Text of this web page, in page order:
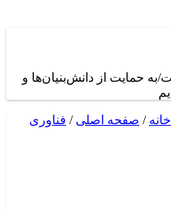
به حمایت از دانش‌بنیان‌ها و
خانه / صفحه اصلی / فناوری